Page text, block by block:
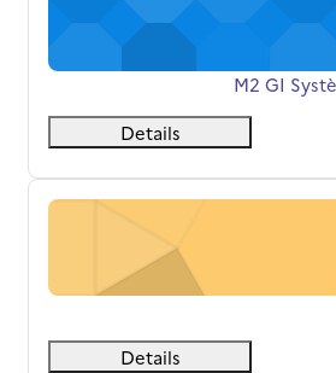
M2 GI
Details
Details